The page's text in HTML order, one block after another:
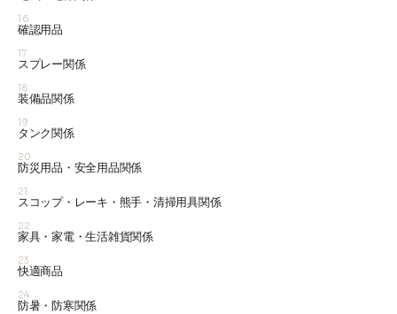
16
確認用品
17
スプレー関係
18
装備品関係
19
タンク関係
20
防災用品・安全用品関係
21
スコップ・レーキ・熊手・清掃用具関係
22
家具・家電・生活雑貨関係
23
快適商品
24
防暑・防寒関係